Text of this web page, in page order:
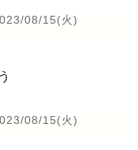
08/15(火)
08/15(火)